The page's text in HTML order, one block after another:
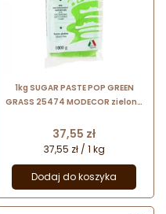
1kg SUGAR PASTE POP GREEN
GRASS 25474 MODECOR zielona
Cena
37,55 zł
37,55 zł / 1 kg
Dodaj do koszyka